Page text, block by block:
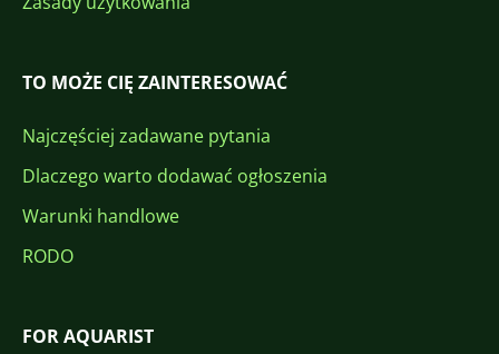
TO MOŻE CIĘ ZAINTERESOWAĆ
Najczęściej zadawane pytania
Dlaczego warto dodawać ogłoszenia
Warunki handlowe
RODO
FOR AQUARIST